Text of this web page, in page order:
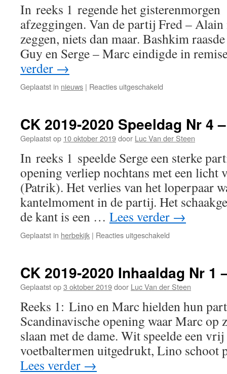
–
23/10/2019
In reeks 1 regende het
afzeggingen. Van de partij Fred – Alain
zeggen, niets dan maar. Bashkim
Guy en Serge – Marc eindigde in
verder →
Geplaatst in nieuws | Reacties uitgeschakeld
Speeldag
Nr
–
16/10/2019
CK 2019-2020 Speeldag Nr 4
Geplaatst op 10 oktober 2019door Luc Van der Steen
In reeks 1 speelde Serge een sterke
opening verliep nochtans met een licht
(Patrik). Het verlies van het loperpaar
kantelmoment in de partij. Het
de kant is een … Lees verder →
Geplaatst in herbekijk | Reacties uitgeschakeld
Speeldag
Nr
–
09/10/2019
CK 2019-2020 Inhaaldag Nr 1
Geplaatst op3 oktober 2019door Luc Van der Steen
Reeks 1: Lino en Marc hielden hun
Scandinavische opening waar Marc op
slaan met de dame. Wit speelde een
voetbaltermen uitgedrukt, Lino schoot
Lees verder →